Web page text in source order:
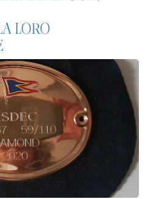
LORO